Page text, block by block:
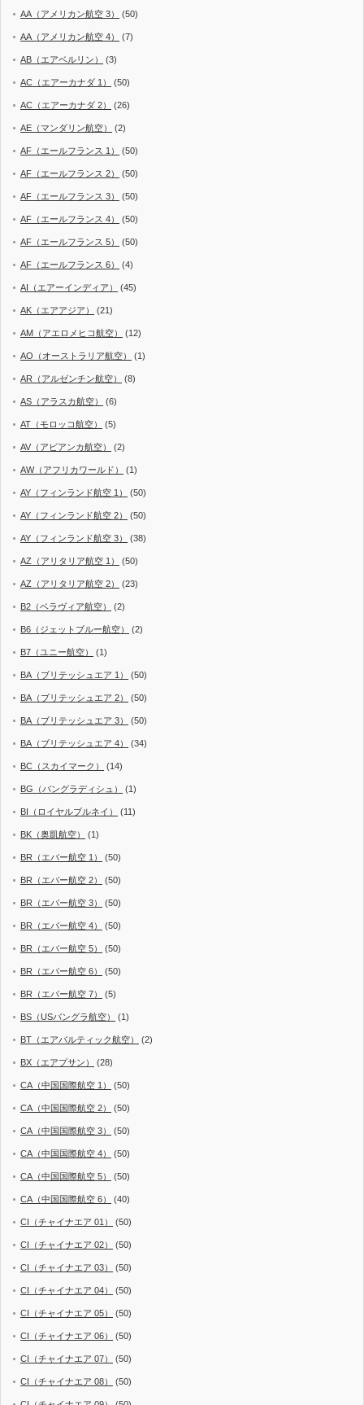
AA（アメリカン航空 3） (50)
AA（アメリカン航空 4） (7)
AB（エアベルリン） (3)
AC（エアーカナダ 1） (50)
AC（エアーカナダ 2） (26)
AE（マンダリン航空） (2)
AF（エールフランス 1） (50)
AF（エールフランス 2） (50)
AF（エールフランス 3） (50)
AF（エールフランス 4） (50)
AF（エールフランス 5） (50)
AF（エールフランス 6） (4)
AI（エアーインディア） (45)
AK（エアアジア） (21)
AM（アエロメヒコ航空） (12)
AO（オーストラリア航空） (1)
AR（アルゼンチン航空） (8)
AS（アラスカ航空） (6)
AT（モロッコ航空） (5)
AV（アビアンカ航空） (2)
AW（アフリカワールド） (1)
AY（フィンランド航空 1） (50)
AY（フィンランド航空 2） (50)
AY（フィンランド航空 3） (38)
AZ（アリタリア航空 1） (50)
AZ（アリタリア航空 2） (23)
B2（ベラヴィア航空） (2)
B6（ジェットブルー航空） (2)
B7（ユニー航空） (1)
BA（ブリテッシュエア 1） (50)
BA（ブリテッシュエア 2） (50)
BA（ブリテッシュエア 3） (50)
BA（ブリテッシュエア 4） (34)
BC（スカイマーク） (14)
BG（バングラディシュ） (1)
BI（ロイヤルブルネイ） (11)
BK（奥凱航空） (1)
BR（エバー航空 1） (50)
BR（エバー航空 2） (50)
BR（エバー航空 3） (50)
BR（エバー航空 4） (50)
BR（エバー航空 5） (50)
BR（エバー航空 6） (50)
BR（エバー航空 7） (5)
BS（USバングラ航空） (1)
BT（エアバルティック航空） (2)
BX（エアプサン） (28)
CA（中国国際航空 1） (50)
CA（中国国際航空 2） (50)
CA（中国国際航空 3） (50)
CA（中国国際航空 4） (50)
CA（中国国際航空 5） (50)
CA（中国国際航空 6） (40)
CI（チャイナエア 01） (50)
CI（チャイナエア 02） (50)
CI（チャイナエア 03） (50)
CI（チャイナエア 04） (50)
CI（チャイナエア 05） (50)
CI（チャイナエア 06） (50)
CI（チャイナエア 07） (50)
CI（チャイナエア 08） (50)